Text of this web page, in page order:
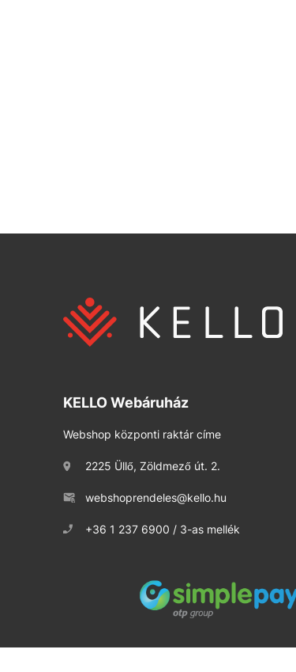
KELLO Webáruház
Webshop központi raktár címe
2225 Üllő, Zöldmező út. 2.
webshoprendeles@kello.hu
+36 1 237 6900 / 3-as mellék